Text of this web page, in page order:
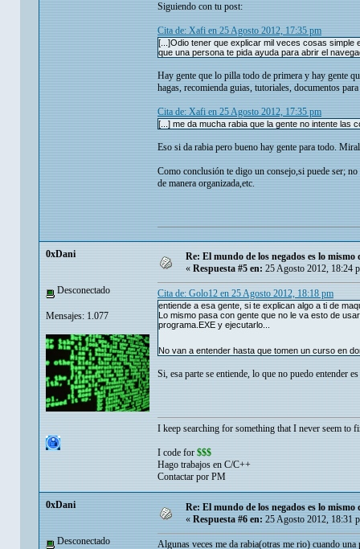
Siguiendo con tu post:
Cita de: Xafi en 25 Agosto 2012, 17:35 pm
[...]Odio tener que explicar mil veces cosas simple
que una persona te pida ayuda para abrir el
Hay gente que lo pilla todo de primera y hay gente
hagas, recomienda guias, tutoriales, documentos
Cita de: Xafi en 25 Agosto 2012, 17:35 pm
[...] me da mucha rabia que la gente no intente las
Eso si da rabia pero bueno hay gente para todo.
Como conclusión te digo un consejo,si puede ser;
de manera organizada,etc.
0xDani
Desconectado
Mensajes: 1.077
Re: El mundo de los negados es lo
« Respuesta #5 en: 25 Agosto 2012, 18:24
Cita de: Golo12 en 25 Agosto 2012, 18:18 pm
entiende a esa gente, si te explican algo a ti de
Lo mismo pasa con gente que no le va esto de
programa.EXE y ejecutarlo...
No van a entender hasta que tomen un curso en
Si, esa parte se entiende, lo que no puedo entender
I keep searching for something that I never seem
I code for $$$
Hago trabajos en C/C++
Contactar por PM
0xDani
Desconectado
Re: El mundo de los negados es lo
«Respuesta #6 en:25 Agosto 2012, 18:31
Algunas veces me da rabia(otras me rio) cuando